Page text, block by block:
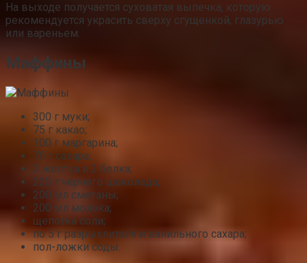
На выходе получается суховатая выпечка, которую
рекомендуется украсить сверху сгущенкой, глазурью
или вареньем.
Маффины
300 г муки;
75 г какао;
100 г маргарина;
75 г сахара;
2 желтка и 2 белка;
225 г черного шоколада;
200 мл сметаны;
200 мл молока;
щепотка соли;
по 5 г разрыхлителя и ванильного сахара;
пол-ложки соды.